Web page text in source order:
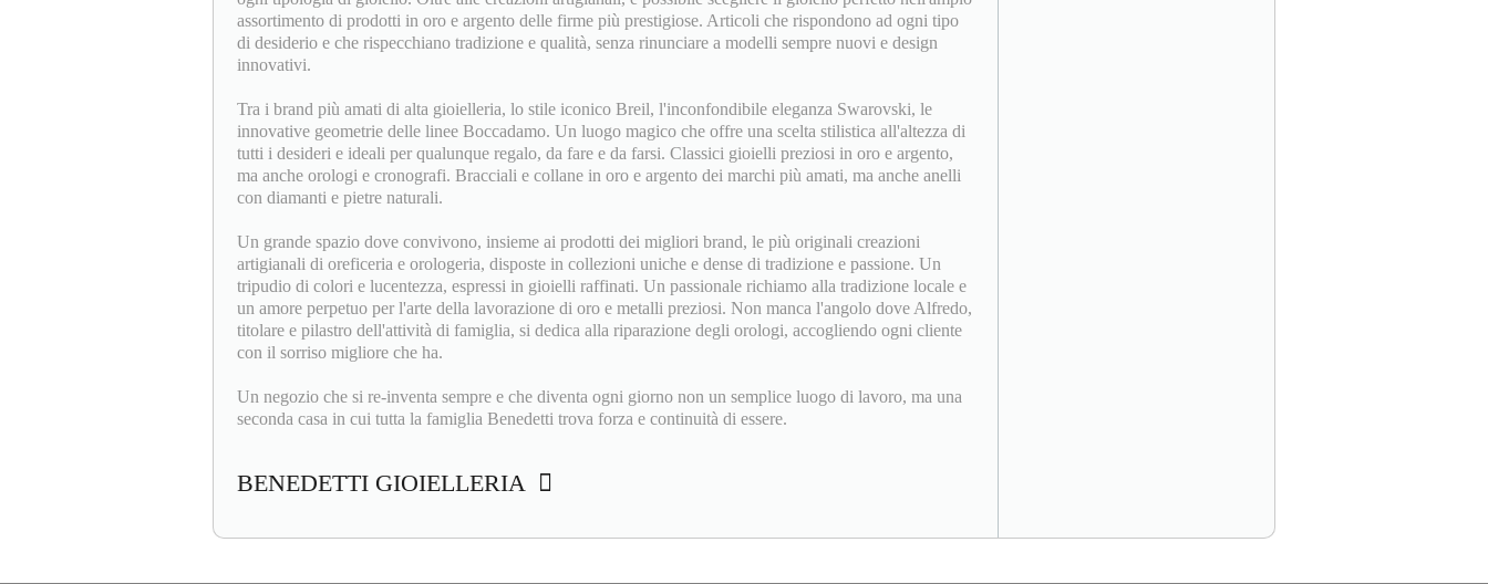
assortimento di prodotti in oro e argento delle firme più prestigiose. Articoli che rispondono ad ogni tipo
di desiderio e che rispecchiano tradizione e qualità, senza rinunciare a modelli sempre nuovi e design
innovativi.
Tra i brand più amati di alta gioielleria, lo stile iconico Breil, l'inconfondibile eleganza Swarovski, le
innovative geometrie delle linee Boccadamo. Un luogo magico che offre una scelta stilistica all'altezza di
tutti i desideri e ideali per qualunque regalo, da fare e da farsi. Classici gioielli preziosi in oro e argento,
ma anche orologi e cronografi. Bracciali e collane in oro e argento dei marchi più amati, ma anche anelli
con diamanti e pietre naturali.
Un grande spazio dove convivono, insieme ai prodotti dei migliori brand, le più originali creazioni
artigianali di oreficeria e orologeria, disposte in collezioni uniche e dense di tradizione e passione. Un
tripudio di colori e lucentezza, espressi in gioielli raffinati. Un passionale richiamo alla tradizione locale e
un amore perpetuo per l'arte della lavorazione di oro e metalli preziosi. Non manca l'angolo dove Alfredo,
titolare e pilastro dell'attività di famiglia, si dedica alla riparazione degli orologi, accogliendo ogni cliente
con il sorriso migliore che ha.
Un negozio che si re-inventa sempre e che diventa ogni giorno non un semplice luogo di lavoro, ma una
seconda casa in cui tutta la famiglia Benedetti trova forza e continuità di essere.
BENEDETTI GIOIELLERIA